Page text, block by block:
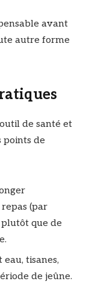
avant
autre forme
de santé et
points de
(par
que de
tisanes,
de jeûne.